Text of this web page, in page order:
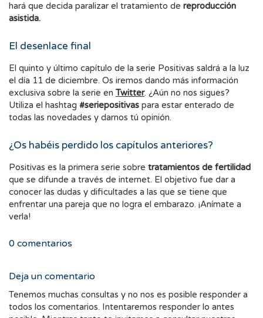
hará que decida paralizar el tratamiento de reproducción
asistida.
El desenlace final
El quinto y último capítulo de la serie Positivas saldrá a la luz
el día 11 de diciembre. Os iremos dando más información
exclusiva sobre la serie en Twitter. ¿Aún no nos sigues?
Utiliza el hashtag #seriepositivas para estar enterado de
todas las novedades y darnos tú opinión.
¿Os habéis perdido los capítulos anteriores?
Positivas es la primera serie sobre tratamientos de fertilidad
que se difunde a través de internet. El objetivo fue dar a
conocer las dudas y dificultades a las que se tiene que
enfrentar una pareja que no logra el embarazo. ¡Anímate a
verla!
0 comentarios
Deja un comentario
Tenemos muchas consultas y no nos es posible responder a
todos los comentarios. Intentaremos responder lo antes